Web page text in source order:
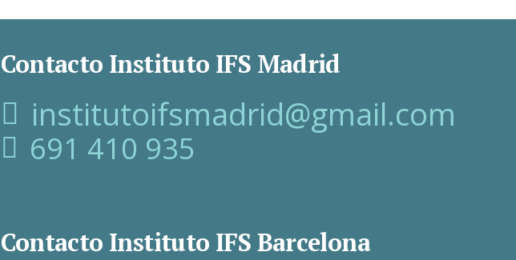
Contacto Instituto IFS Madrid
institutoifsmadrid@gmail.com
691 410 935
Contacto Instituto IFS Barcelona